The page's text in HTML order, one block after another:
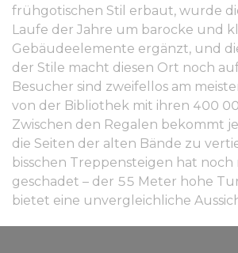
frühgotischen Stil erbaut, wurde
Laufe der Jahre um barocke und
Gebäudeelemente ergänzt, und
der Stile macht diesen Ort noch
Besucher sind zweifellos am
von der Bibliothek mit ihren 400
Zwischen den Regalen bekommt
die Seiten der alten Bände zu
bisschen Treppensteigen hat noch
geschadet – der 55 Meter hohe
bietet eine unvergleichliche